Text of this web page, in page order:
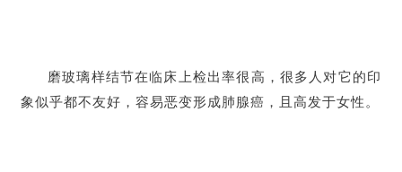
磨玻璃样结节在临床上检出率很高，很多人对它的印
象似乎都不友好，容易恶变形成肺腺癌，且高发于女性。